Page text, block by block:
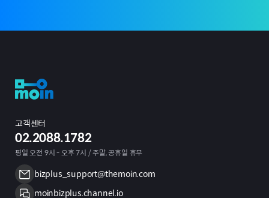
고객센터
02.2088.1782
평일 오전 9시 - 오후 7시 / 주말, 공휴일 휴무
bizplus_support@themoin.com
moinbizplus.channel.io